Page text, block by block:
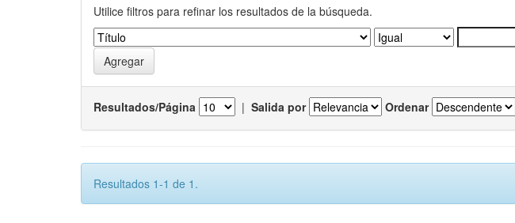
Utilice filtros para refinar los resultados de la búsqueda.
Resultados/Página | Salida por Ordenar
Resultados 1-1 de 1.